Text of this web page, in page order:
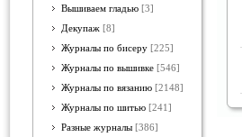
Вышиваем гладью [3]
Декупаж [8]
Журналы по бисеру [225]
Журналы по вышивке [546]
Журналы по вязанию [2148]
Журналы по шитью [241]
Разные журналы [386]